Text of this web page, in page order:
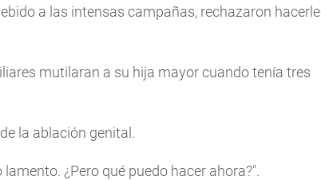
a las intensas campañas, rechazaron hacerle
mutilaran a su hija mayor cuando tenía tres
la ablación genital.
¿Pero qué puedo hacer ahora?".